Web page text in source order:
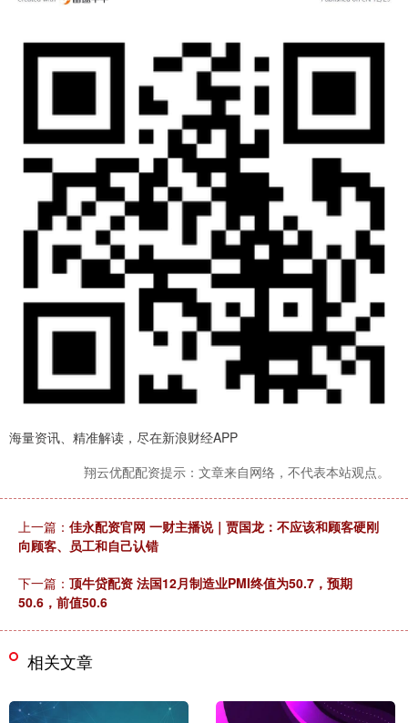
海量资讯、精准解读，尽在新浪财经APP
翔云优配配资提示：文章来自网络，不代表本站观点。
上一篇： 佳永配资官网 一财主播说｜贾国龙：不应该和顾客硬刚
向顾客、员工和自己认错
下一篇： 顶牛贷配资 法国12月制造业PMI终值为50.7，预期
50.6，前值50.6
相关文章